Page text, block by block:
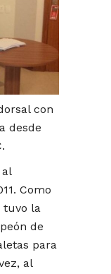
con
desde
Como
tuvo la
de
para
al